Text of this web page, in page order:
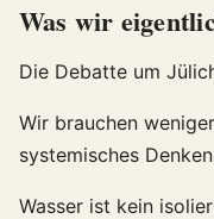
Was wir
Die Debatte um
Wir brauchen
systemisches
Wasser ist kein